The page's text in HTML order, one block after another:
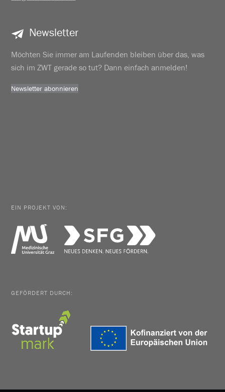
Newsletter
Möchten Sie immer am Laufenden bleiben über das, was
sich im ZWT gerade so tut? Dann einfach anmelden!
Newsletter abonnieren
EIN PROJEKT VON:
GEFÖRDERT DURCH: